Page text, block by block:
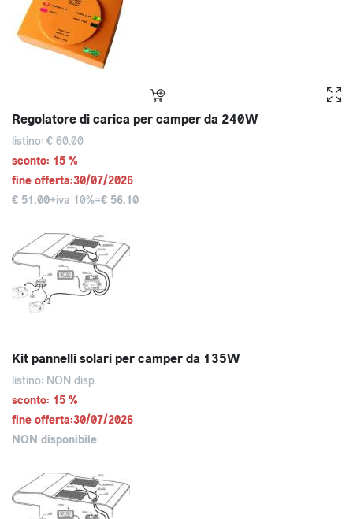
Regolatore di carica per camper da 240W
listino: € 60.00
sconto: 15 %
fine offerta:30/07/2026
€ 51.00+iva 10%=€ 56.10
Kit pannelli solari per camper da 135W
listino: NON disp.
sconto: 15 %
fine offerta:30/07/2026
NON disponibile